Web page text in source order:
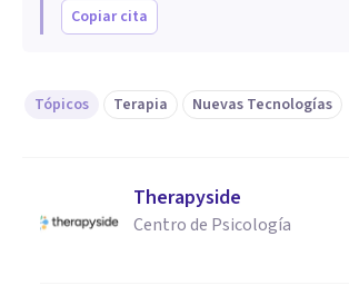
Copiar cita
Tópicos Terapia Nuevas Tecnologías
Therapyside
Centro de Psicología